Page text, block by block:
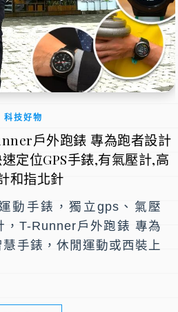
科技好物
戶外跑錶 專為跑者設計
定位GPS手錶,有氣壓計,高
和指北針
，T-Runner戶外跑錶 專為
手錶，休閒運動或西裝上